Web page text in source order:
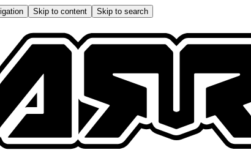
Skip to content Skip to search